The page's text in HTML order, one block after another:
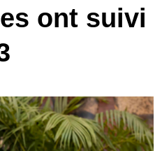
ont suivi